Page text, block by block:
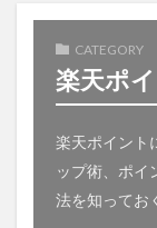
CATEGORY
楽天ポ
楽天ポイント
ップ術、ポイ
法を知ってお